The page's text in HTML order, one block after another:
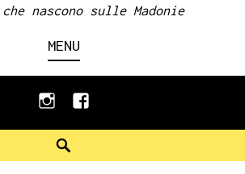
nascono sulle Madonie
MENU
instagramfacebook